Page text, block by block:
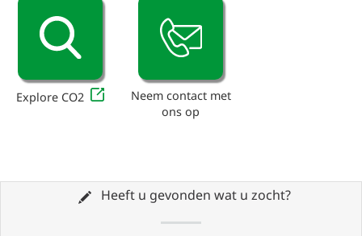
Explore CO2
Neem contact met
ons op
Heeft u gevonden wat u zocht?